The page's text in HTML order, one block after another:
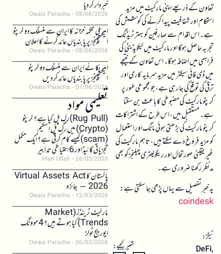
تعاون کے ذریعے اپنی مارکیٹ میں مزید
استحکام اور شفافیت پیدا کرنے کی کوشش کی
ہے۔ اس اقدام سے صارفین کو بہتر ٹریڈنگ
تجربہ حاصل ہوگا اور مارکیٹ میں لیکویڈیٹی کی
فراہمی میں اضافہ ہوگا۔ اس تعاون کے نتیجے
میں ڈی فائی سیکٹر میں مزید سرمایہ کاری اور
ترقی کی توقع کی جا رہی ہے، جو مجموعی طور پر
کرپٹو مارکیٹ کی مضبوطی کا باعث بن سکتا
ہے۔ مستقبل میں، اس طرح کے اشتراکات
کرپٹو مارکیٹ کی بڑھتی ہوئی مانگ اور استعمال
کو مزید فروغ دے سکتے ہیں، تاہم مارکیٹ کی
غیر یقینی صورتحال اور ریگولیٹری چیلنجز کو بھی
مدنظر رکھنا ضروری ہے۔
یہ خبر تفصیل سے یہاں پڑھی جا سکتی ہے:
coindesk
ٹیگز:
DeFi,
شئیر کیجیے:
خبردار کر دیا
Owais Paracha 08/08/2026
امریکی محکمہ خزانہ کا ایران سے منسلک دو کرپٹو
ایکسچینجز پر پابندیاں عائد کرنے کا اعلان
Owais Paracha 08/08/2026
امریکا نے ایران سے منسلک دو کرپٹو
ایکسچینجز پر پابندیاں عائد کر دیں
Owais Paracha 07/08/2026
تعلیمی مواد(Rug Pull)رگ پل کیا ہے؟ کرپٹو
(Crypto) میں رگ پل اسکیم
(scam)کیسے کام کرتی ہے؟ ایک مکمل
تجزیاتی گائیڈ اور 6 احتیاطی تدابیر
Irfan Ullah 26/03/2026
پاکستان کا Virtual Assets Act
2026 – جائزہ
Owais Paracha 12/03/2026
مارکیٹ ٹرینڈز (Market
Trends) کیا ہوتے ہیں؟ 4 موونگ
ایوریج ٹولز
Owais Paracha 06/03/2026